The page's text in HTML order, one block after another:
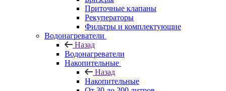
Приточные клапаны
Рекуператоры
Фильтры и комплектующие
Водонагреватели
Назад
Водонагреватели
Накопительные
Назад
Накопительные